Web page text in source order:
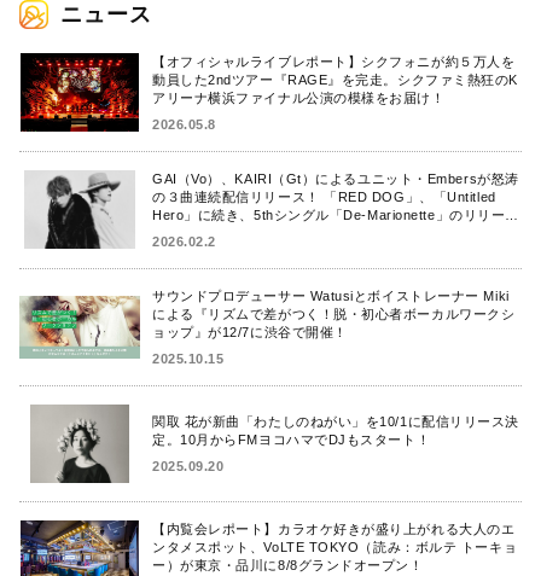
ニュース
【オフィシャルライブレポート】シクフォニが約５万人を
動員した2ndツアー『RAGE』を完走。シクファミ熱狂のK
アリーナ横浜ファイナル公演の模様をお届け！
2026.05.8
GAI（Vo）、KAIRI（Gt）によるユニット・Embersが怒涛
の３曲連続配信リリース！ 「RED DOG」、「Untitled
Hero」に続き、5thシングル「De-Marionette」のリリース
2026.02.2
サウンドプロデューサー Watusiとボイストレーナー Miki
による『リズムで差がつく！脱・初心者ボーカルワークシ
ョップ』が12/7に渋谷で開催！
2025.10.15
関取 花が新曲「わたしのねがい」を10/1に配信リリース決
定。10月からFMヨコハマでDJもスタート！
2025.09.20
【内覧会レポート】カラオケ好きが盛り上がれる大人のエ
ンタメスポット、VoLTE TOKYO（読み：ボルテ トーキョ
ー）が東京・品川に8/8グランドオープン！